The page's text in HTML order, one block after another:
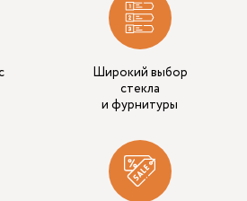
Широкий выбор
стекла
и фурнитуры